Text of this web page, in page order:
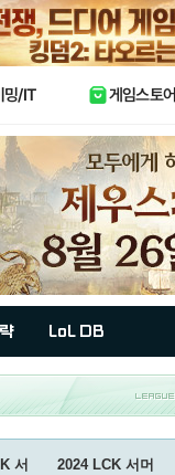
밍/IT 게임스토어
LoL DB
서
2024 LCK 서머